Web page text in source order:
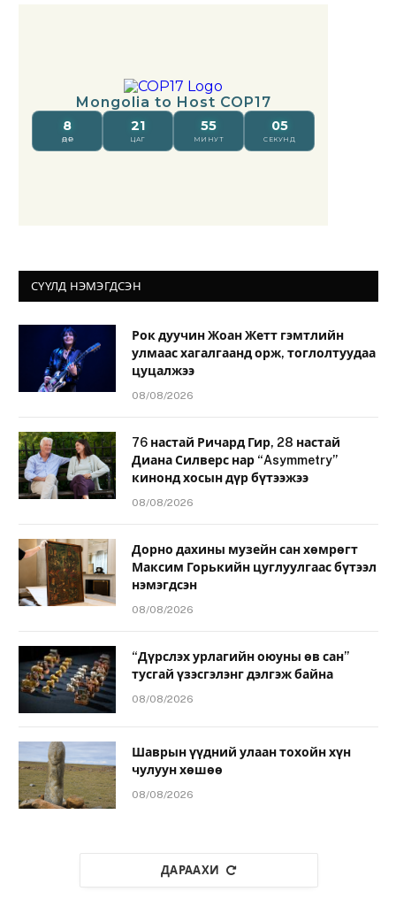
СҮҮЛД НЭМЭГДСЭН
Рок дуучин Жоан Жетт гэмтлийн
улмаас хагалгаанд орж, тоглолтуудаа
цуцалжээ
08/08/2026
76 настай Ричард Гир, 28 настай
Диана Силверс нар “Asymmetry”
кинонд хосын дүр бүтээжээ
08/08/2026
Дорно дахины музейн сан хөмрөгт
Максим Горькийн цуглуулгаас бүтээл
нэмэгдсэн
08/08/2026
“Дүрслэх урлагийн оюуны өв сан”
тусгай үзэсгэлэнг дэлгэж байна
08/08/2026
Шаврын үүдний улаан тохойн хүн
чулуун хөшөө
08/08/2026
ДАРААХИ